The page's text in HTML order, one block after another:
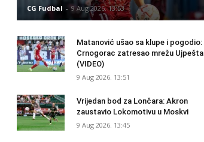
CG Fudbal - 9 Aug 2026. 13:53
Matanović ušao sa klupe i pogodio:
Crnogorac zatresao mrežu Ujpešta
(VIDEO)
9 Aug 2026. 13:51
Vrijedan bod za Lončara: Akron
zaustavio Lokomotivu u Moskvi
9 Aug 2026. 13:45